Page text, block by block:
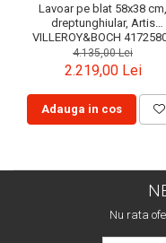
Lavoar pe blat 58x38 cm,
dreptunghiular, Artis
VILLEROY&BOCH
4.135,00 Lei
2.219,00 Lei
Adauga in cos
Nu rata